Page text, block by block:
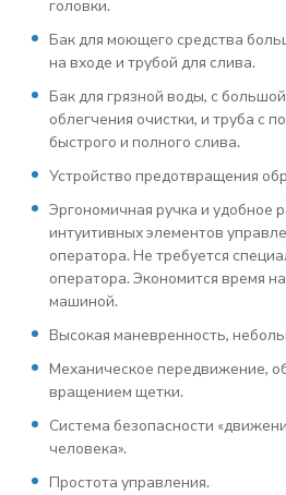
головки.
Бак для моющего средства
на входе и трубой для слива.
Бак для грязной воды, с
облегчения очистки, и труба с
быстрого и полного слива.
Устройство предотвращения
Эргономичная ручка и удобное
интуитивных элементов
оператора. Не требуется
оператора. Экономится время
машиной.
Высокая маневренность,
Механическое передвижение,
вращением щетки.
Система безопасности
человека».
Простота управления.